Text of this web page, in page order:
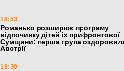
18:53
Романько розширює програму
відпочинку дітей із прифронтової
Сумщини: перша група
Австрії
18:30